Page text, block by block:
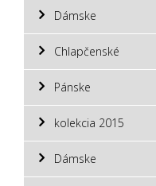
Dámske
Chlapčenské
Pánske
kolekcia 2015
Dámske